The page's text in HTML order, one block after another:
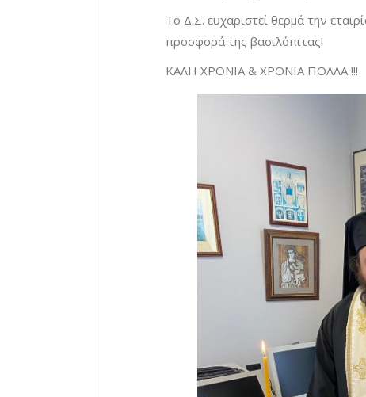
Το Δ.Σ. ευχαριστεί θερμά την
προσφορά της βασιλόπιτας!
ΚΑΛΗ ΧΡΟΝΙΑ & ΧΡΟΝΙΑ ΠΟΛΛΑ !!!